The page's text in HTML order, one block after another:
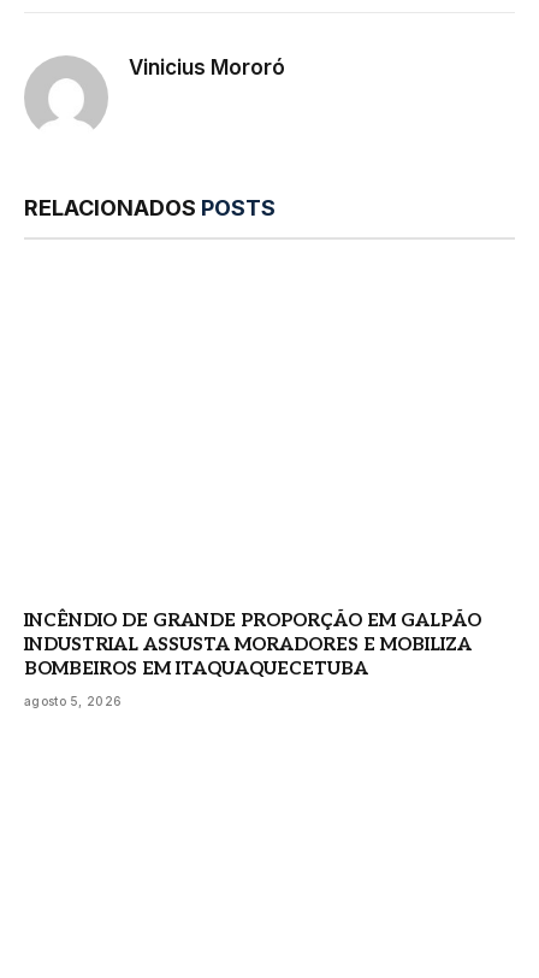
Vinicius Mororó
RELACIONADOS POSTS
INCÊNDIO DE GRANDE PROPORÇÃO EM GALPÃO
INDUSTRIAL ASSUSTA MORADORES E MOBILIZA
BOMBEIROS EM ITAQUAQUECETUBA
agosto 5, 2026